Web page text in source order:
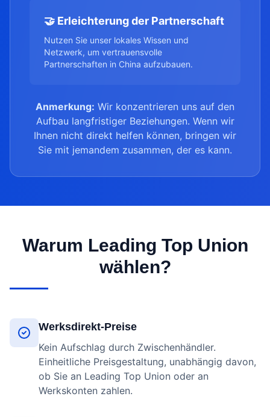
🤝 Erleichterung der Partnerschaft
Nutzen Sie unser lokales Wissen und
Netzwerk, um vertrauensvolle
Partnerschaften in China aufzubauen.
Anmerkung: Wir konzentrieren uns auf den
Aufbau langfristiger Beziehungen. Wenn wir
Ihnen nicht direkt helfen können, bringen wir
Sie mit jemandem zusammen, der es kann.
Warum Leading Top Union
wählen?
Werksdirekt-Preise
Kein Aufschlag durch Zwischenhändler.
Einheitliche Preisgestaltung, unabhängig davon,
ob Sie an Leading Top Union oder an
Werkskonten zahlen.